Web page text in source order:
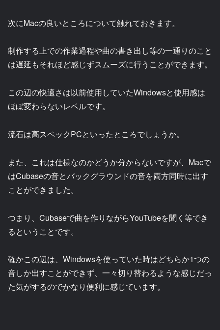
次にMacの良いところについて触れておきます。
制作する上での作業過程や曲の書き出し等の一通りのこと
は遅延もそれほど感じずスムーズに行うことができます。
この辺の快適さは以前使用していたWindowsと使用感は
ほぼ変わらないレベルです。
流石は高スペックPCといったところでしょうか。
また、これは仕様なのかどうか分からないですが、Macで
はCubaseの音とバックグラウンドの音を両方同時に出す
ことができました。
つまり、Cubaseで曲を作りながらYouTubeを聞く等でき
るということです。
確かこの辺は、Windowsを使っていた時はどちらか1つの
音しか出すことができず、一々切り替わるような感じだっ
た気がするのでかなり便利に感じています。